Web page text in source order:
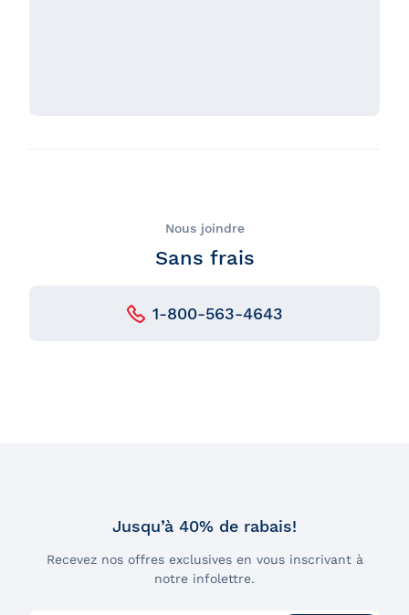
Nous joindre
Sans frais
1-800-563-4643
Jusqu’à 40% de rabais!
Recevez nos offres exclusives en vous inscrivant à
notre infolettre.